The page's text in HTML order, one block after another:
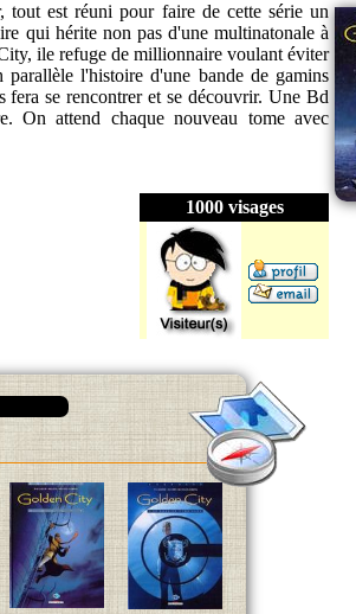
tout est réuni pour faire de cette série un
qui hérite non pas d'une multinatonale à
ile refuge de millionnaire voulant éviter
l'histoire d'une bande de gamins
se rencontrer et se découvrir. Une Bd
On attend chaque nouveau tome avec
1000 visages